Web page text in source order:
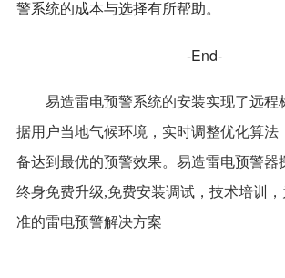
警系统的成本与选择有所帮助。
-End-
易造雷电预警系统的安装实现了远程
据用户当地气候环境，实时调整优化算法
备达到最优的预警效果。易造雷电预警器
终身免费升级,免费安装调试，技术培训
准的雷电预警解决方案